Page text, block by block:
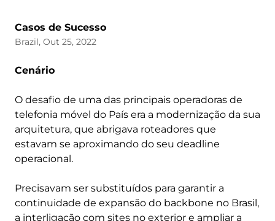
Casos de Sucesso
Brazil, Out 25, 2022
Cenário
O desafio de uma das principais operadoras de
telefonia móvel do País era a modernização da sua
arquitetura, que abrigava roteadores que
estavam se aproximando do seu deadline
operacional.
Precisavam ser substituídos para garantir a
continuidade de expansão do backbone no Brasil,
a interligação com sites no exterior e ampliar a